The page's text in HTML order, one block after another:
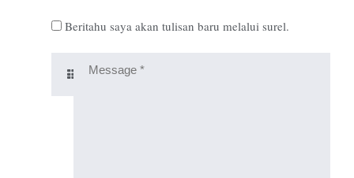
Beritahu saya akan tulisan baru melalui surel.